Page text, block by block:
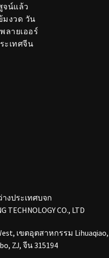
จน์แล้ว
มงวด วัน
ลายเออร์
ะเทศจีน
างประเทศบจก
TECHNOLOGY CO., LTD
เขตอุตสาหกรรม
ZJ, จีน 315194